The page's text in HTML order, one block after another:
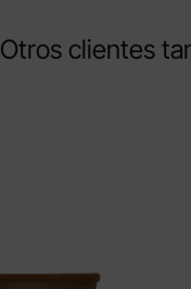
Otros clientes